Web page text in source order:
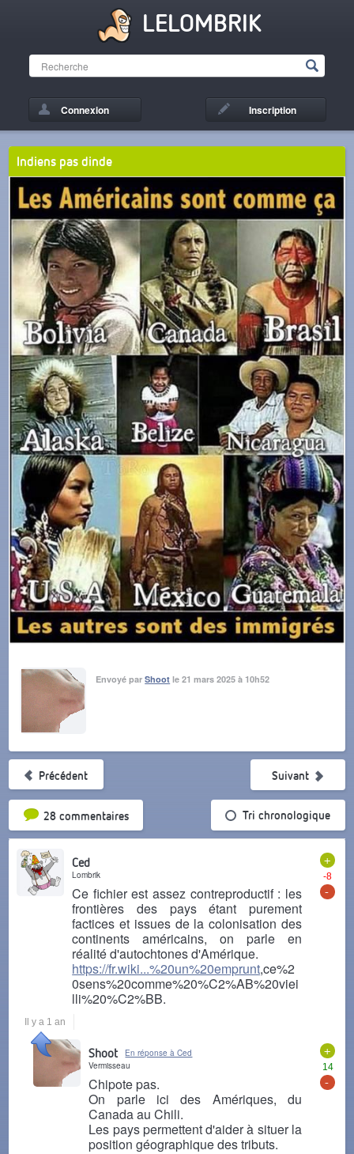
LELOMBRIK
Connexion Inscription
Indiens pas dinde
Envoyé parShoot le 21 mars 2025 à 10h52
Précédent
28 commentairesTri par popularité Tri chronologique
Suivant
+
-8
-
Ced
Lombrik
Ce fichier est assez contreproductif : les
frontières des pays étant purement
factices et issues de la colonisation des
continents américains, on parle en
réalité d'autochtones d'Amérique.
https://fr.wiki...%20un%20emprunt,ce%2
0sens%20comme%20%C2%AB%20viei
lli%20%C2%BB.
Il y a 1 an
+
14
-
Shoot
En réponse à Ced
Vermisseau
Chipote pas.
On parle ici des Amériques, du
Canada au Chili.
Les pays permettent d'aider à situer la
position géographique des tributs.